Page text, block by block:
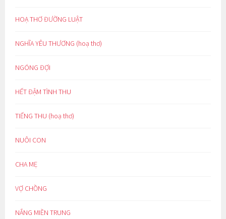
HOẠ THƠ ĐƯỜNG LUẬT
NGHĨA YÊU THƯƠNG (hoạ thơ)
NGÓNG ĐỢI
HẾT ĐẬM TÌNH THU
TIẾNG THU (hoạ thơ)
NUÔI CON
CHA MẸ
VỢ CHỒNG
NẮNG MIỀN TRUNG